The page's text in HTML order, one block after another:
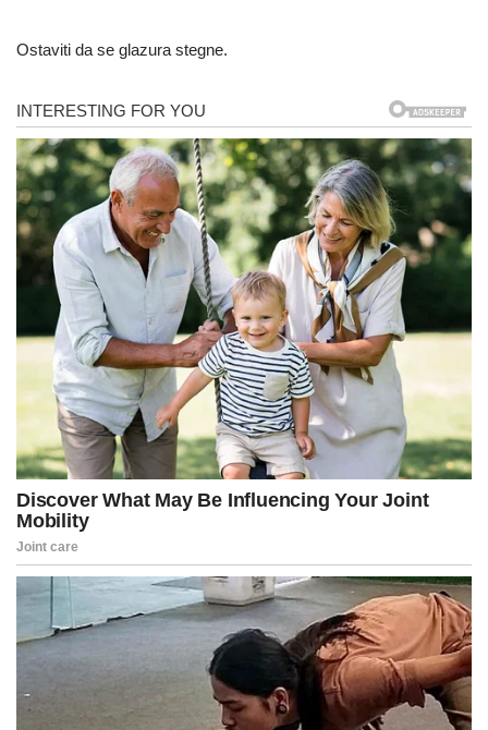
Ostaviti da se glazura stegne.